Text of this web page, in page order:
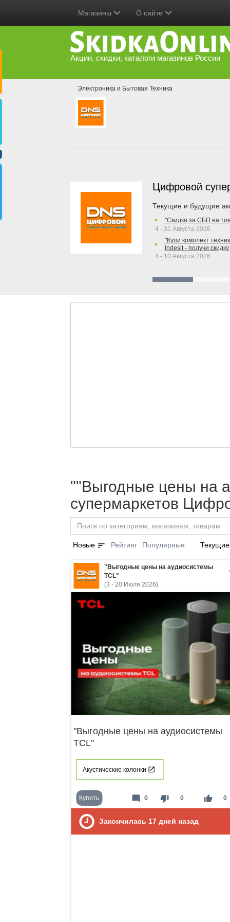
Магазины О сайте
Акции, скидки, каталоги магазинов России
Электроника и Бытовая Техника
Цифровой
Текущие и будущие
"Скидка за СБП на
4 - 31 Августа 2026
"Купи комплект
Indesit - получи
4 - 10 Августа 2026
""Выгодные цены на
супермаркетов
Новые sort Рейтинг Популярные Текущие
"Выгодные цены на аудиосистемы
TCL"
(3 - 20 Июля 2026)
"Выгодные цены на аудиосистемы
TCL"
Акустические колонки
Купить thumb_down 0 thumb_up 0
mode_comment 0
Закончилась 17 дней назад